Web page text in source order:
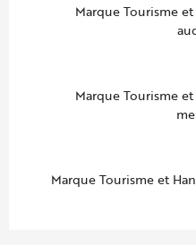
Marque Tourisme
Marque Tourisme
Marque Tourisme et